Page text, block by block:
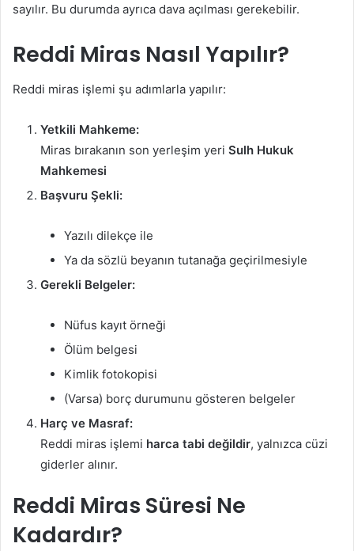
sayılır. Bu durumda ayrıca dava açılması gerekebilir.
Reddi Miras Nasıl Yapılır?
Reddi miras işlemi şu adımlarla yapılır:
Yetkili Mahkeme:
Miras bırakanın son yerleşim yeri Sulh Hukuk
Mahkemesi
Başvuru Şekli:
Yazılı dilekçe ile
Ya da sözlü beyanın tutanağa geçirilmesiyle
Gerekli Belgeler:
Nüfus kayıt örneği
Ölüm belgesi
Kimlik fotokopisi
(Varsa) borç durumunu gösteren belgeler
Harç ve Masraf:
Reddi miras işlemi harca tabi değildir, yalnızca cüzi
giderler alınır.
Reddi Miras Süresi Ne
Kadardır?